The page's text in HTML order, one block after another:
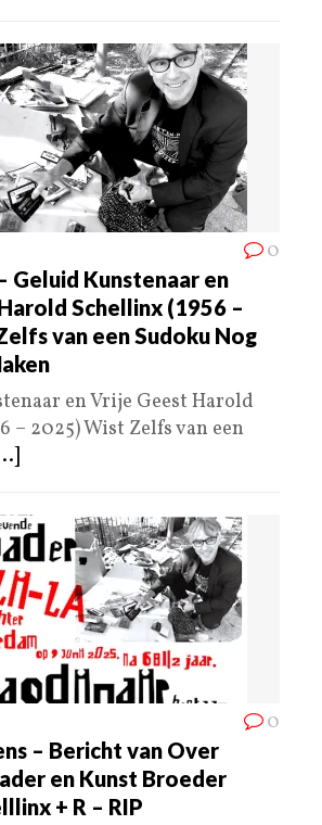
0
Geluid Kunstenaar en
Schellinx (1956 –
van een Sudoku Nog
en Vrije Geest Harold
– 2025) Wist Zelfs van een
0
– Bericht van Over
en Kunst Broeder
+ R – RIP